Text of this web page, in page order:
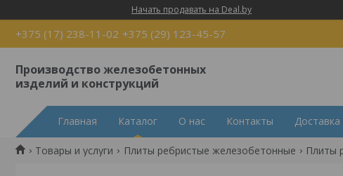
Начать продавать на Deal.by
+375 (17) 238-11-02 +375 (29) 123-45-57
Производство железобетонных
изделий и конструкций
Главная Каталог О нас Контакты
Товары и услуги Плиты ребристые железобетонные Плиты